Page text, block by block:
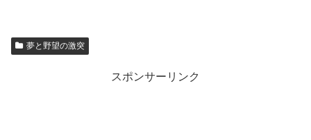
夢と野望の激突
スポンサーリンク